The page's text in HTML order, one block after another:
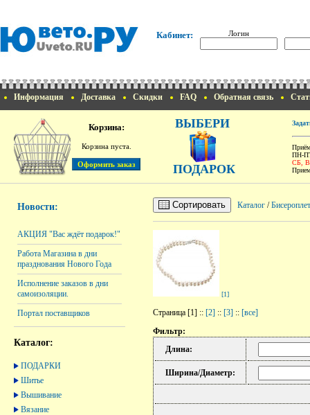
Кабинет: Логин
Информация Доставка Скидки FAQ Обратная связь
Корзина:
Корзина пуста.
ВЫБЕРИ
ПОДАРОК
ПН-
СБ,
Новости:
АКЦИЯ "Вас ждёт подарок!"
Работа Магазина в дни
празднования Нового Года
Исполнение заказов в дни
самоизоляции.
Портал поставщиков
Каталог:
ПОДАРКИ
Шитье
Вышивание
Вязание
Сортировать Каталог /
[1]
Страница [1] :: [2] :: [3] :: [все]
Фильтр:
Длина:
Ширина/Диаметр: